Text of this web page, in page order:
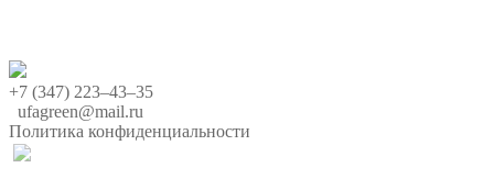
+7 (347) 223‒43‒35
ufagreen@mail.ru
Политика конфиденциальности